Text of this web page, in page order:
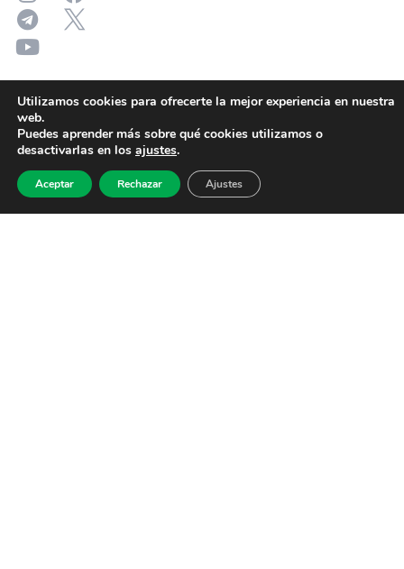
Utilizamos cookies para ofrecerte la mejor experiencia en nuestra
web.
Puedes aprender más sobre qué cookies utilizamos o
desactivarlas en los ajustes.
Aceptar Rechazar Ajustes